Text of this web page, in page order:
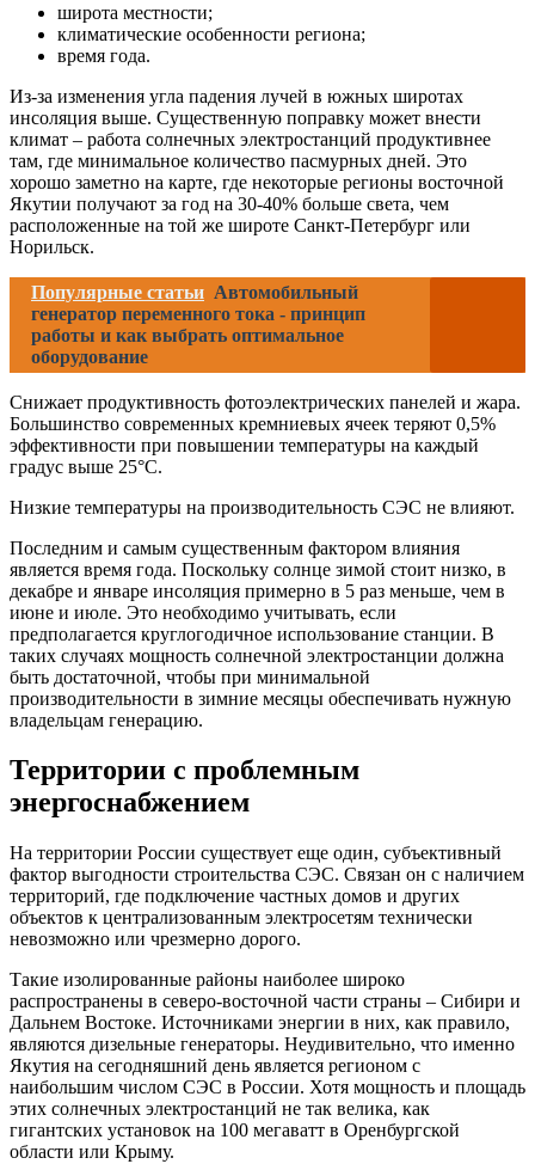
широта местности;
климатические особенности региона;
время года.
Из-за изменения угла падения лучей в южных широтах
инсоляция выше. Существенную поправку может внести
климат – работа солнечных электростанций продуктивнее
там, где минимальное количество пасмурных дней. Это
хорошо заметно на карте, где некоторые регионы восточной
Якутии получают за год на 30-40% больше света, чем
расположенные на той же широте Санкт-Петербург или
Норильск.
Популярные статьи Автомобильный
генератор переменного тока - принцип
работы и как выбрать оптимальное
оборудование
Снижает продуктивность фотоэлектрических панелей и жара.
Большинство современных кремниевых ячеек теряют 0,5%
эффективности при повышении температуры на каждый
градус выше 25°С.
Низкие температуры на производительность СЭС не влияют.
Последним и самым существенным фактором влияния
является время года. Поскольку солнце зимой стоит низко, в
декабре и январе инсоляция примерно в 5 раз меньше, чем в
июне и июле. Это необходимо учитывать, если
предполагается круглогодичное использование станции. В
таких случаях мощность солнечной электростанции должна
быть достаточной, чтобы при минимальной
производительности в зимние месяцы обеспечивать нужную
владельцам генерацию.
Территории с проблемным
энергоснабжением
На территории России существует еще один, субъективный
фактор выгодности строительства СЭС. Связан он с наличием
территорий, где подключение частных домов и других
объектов к централизованным электросетям технически
невозможно или чрезмерно дорого.
Такие изолированные районы наиболее широко
распространены в северо-восточной части страны – Сибири и
Дальнем Востоке. Источниками энергии в них, как правило,
являются дизельные генераторы. Неудивительно, что именно
Якутия на сегодняшний день является регионом с
наибольшим числом СЭС в России. Хотя мощность и площадь
этих солнечных электростанций не так велика, как
гигантских установок на 100 мегаватт в Оренбургской
области или Крыму.